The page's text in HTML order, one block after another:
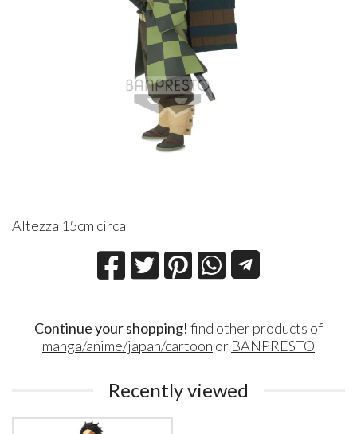
Altezza 15cm circa
Continue your shopping! find other products of
manga/anime/japan/cartoon or BANPRESTO
Recently viewed